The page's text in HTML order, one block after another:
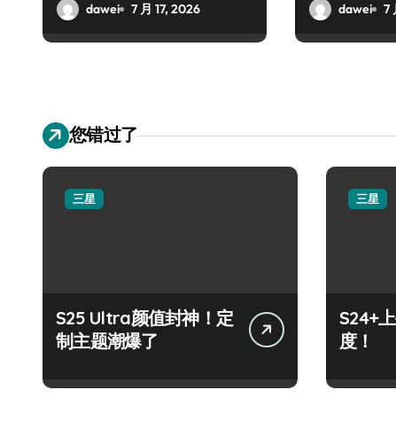
dawei 7 月 17, 2026 dawei 7
您错过了
三星
S25 Ultra颜值封神！定
制主题潮爆了
三星
S24+
度！